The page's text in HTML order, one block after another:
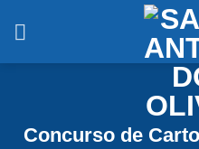
Concurso de